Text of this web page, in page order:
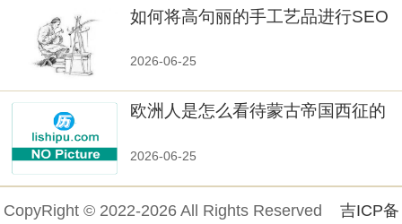
如何将高句丽的手工艺品进行SEO
2026-06-25
欧洲人是怎么看待蒙古帝国西征的
2026-06-25
CopyRight © 2022-2026 All Rights Reserved 吉ICP备